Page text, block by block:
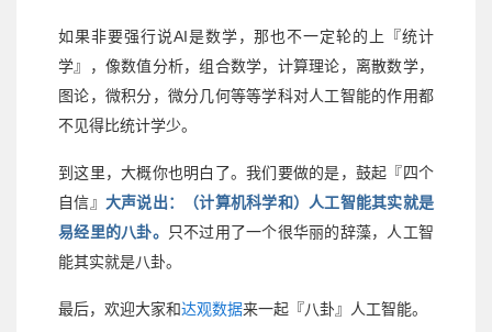
如果非要强行说AI是数学，那也不一定轮的上『统计
学』，像数值分析，组合数学，计算理论，离散数学，
图论，微积分，微分几何等等学科对人工智能的作用都
不见得比统计学少。
到这里，大概你也明白了。我们要做的是，鼓起『四个
自信』 大声说出：（计算机科学和）人工智能其实就是
易经里的八卦。
只不过用了一个很华丽的辞藻，人工智
能其实就是八卦。
最后，欢迎大家和达观数据来一起『八卦』人工智能。